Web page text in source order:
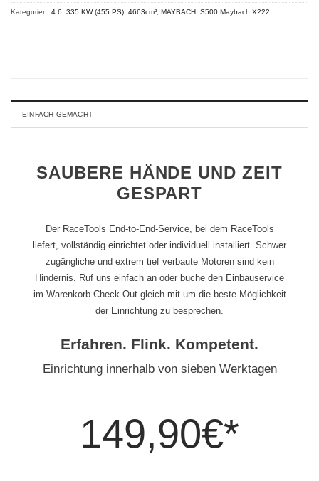
Kategorien: 4.6, 335 KW (455 PS), 4663cm³ MAYBACH S500 Maybach X222
EINFACH GEMACHT
SAUBERE HÄNDE UND ZEIT
GESPART
Der RaceTools End-to-End-Service, bei dem RaceTools
liefert, vollständig einrichtet oder individuell installiert. Schwer
zugängliche und extrem tief verbaute Motoren sind kein
Hindernis. Ruf uns einfach an oder buche den Einbauservice
im Warenkorb Check-Out gleich mit um die beste Möglichkeit
der Einrichtung zu besprechen.
Erfahren. Flink. Kompetent.
Einrichtung innerhalb von sieben Werktagen
149,90€*